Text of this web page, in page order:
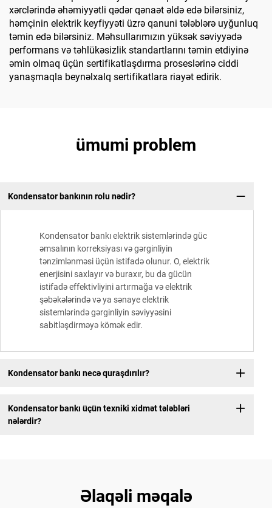
xərclərində əhəmiyyətli qədər qənaət əldə edə bilərsiniz,
həmçinin elektrik keyfiyyəti üzrə qanuni tələblərə uyğunluq
təmin edə bilərsiniz. Məhsullarımızın yüksək səviyyədə
performans və təhlükəsizlik standartlarını təmin etdiyinə
əmin olmaq üçün sertifikatlaşdırma proseslərinə ciddi
yanaşmaqla beynəlxalq sertifikatlara riayət edirik.
ümumi problem
Kondensator bankının rolu nədir?
Kondensator bankı elektrik sistemlərində güc
əmsalının korreksiyası və gərginliyin
tənzimlənməsi üçün istifadə olunur. O, elektrik
enerjisini saxlayır və buraxır, bu da gücün
istifadə effektivliyini artırmağa və elektrik
şəbəkələrində və ya sənaye elektrik
sistemlərində gərginliyin səviyyəsini
sabitləşdirməyə kömək edir.
Kondensator bankı necə quraşdırılır?
Kondensator bankı üçün texniki xidmət tələbləri
nələrdir?
Əlaqəli məqalə